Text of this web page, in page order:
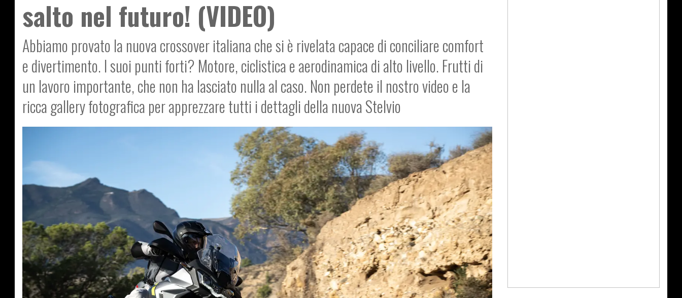
salto nel futuro! (VIDEO)
Abbiamo provato la nuova crossover italiana che si è rivelata capace di conciliare comfort
e divertimento. I suoi punti forti? Motore, ciclistica e aerodinamica di alto livello. Frutti di
un lavoro importante, che non ha lasciato nulla al caso. Non perdete il nostro video e la
ricca gallery fotografica per apprezzare tutti i dettagli della nuova Stelvio